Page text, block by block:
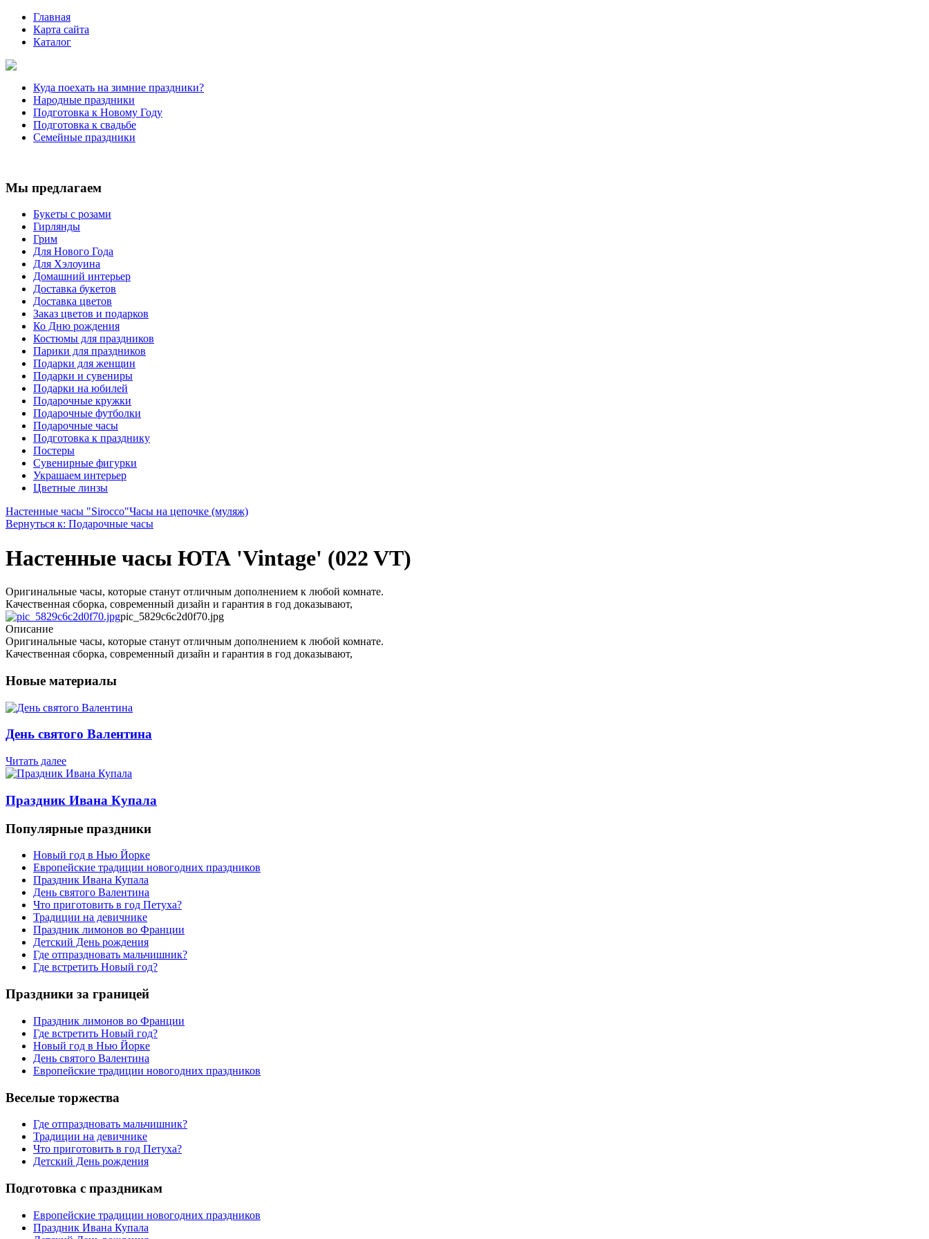
Главная
Карта сайта
Каталог
Куда поехать на зимние праздники?
Народные праздники
Подготовка к Новому Году
Подготовка к свадьбе
Семейные праздники
Мы предлагаем
Букеты с розами
Гирлянды
Грим
Для Нового Года
Для Хэлоуина
Домашний интерьер
Доставка букетов
Доставка цветов
Заказ цветов и подарков
Ко Дню рождения
Костюмы для праздников
Парики для праздников
Подарки для женщин
Подарки и сувениры
Подарки на юбилей
Подарочные кружки
Подарочные футболки
Подарочные часы
Подготовка к празднику
Постеры
Сувенирные фигурки
Украшаем интерьер
Цветные линзы
Настенные часы "Sirocco"Часы на цепочке (муляж)
Вернуться к: Подарочные часы
Настенные часы ЮТА 'Vintage' (022 VT)
Оригинальные часы, которые станут отличным дополнением к любой комнате.
Качественная сборка, современный дизайн и гарантия в год доказывают,
pic_5829c6c2d0f70.jpg
Описание
Оригинальные часы, которые станут отличным дополнением к любой комнате.
Качественная сборка, современный дизайн и гарантия в год доказывают,
Новые материалы
День святого Валентина
Читать далее
Праздник Ивана Купала
Популярные праздники
Новый год в Нью Йорке
Европейские традиции новогодних праздников
Праздник Ивана Купала
День святого Валентина
Что приготовить в год Петуха?
Традиции на девичнике
Праздник лимонов во Франции
Детский День рождения
Где отпраздновать мальчишник?
Где встретить Новый год?
Праздники за границей
Праздник лимонов во Франции
Где встретить Новый год?
Новый год в Нью Йорке
День святого Валентина
Европейские традиции новогодних праздников
Веселые торжества
Где отпраздновать мальчишник?
Традиции на девичнике
Что приготовить в год Петуха?
Детский День рождения
Подготовка с праздникам
Европейские традиции новогодних праздников
Праздник Ивана Купала